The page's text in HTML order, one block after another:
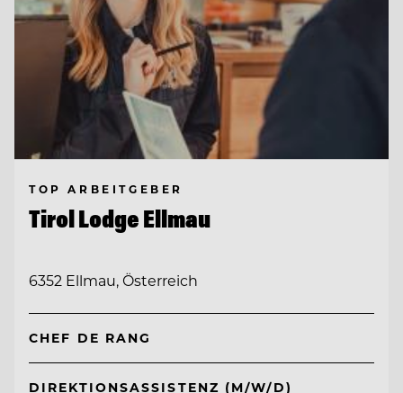
TOP ARBEITGEBER
Tirol Lodge Ellmau
6352 Ellmau, Österreich
CHEF DE RANG
DIREKTIONSASSISTENZ (M/W/D)